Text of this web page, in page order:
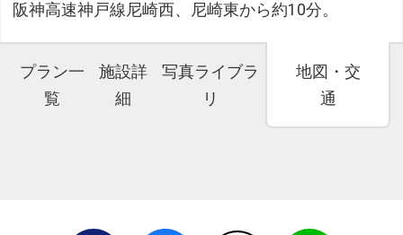
阪神高速神戸線尼崎西、尼崎東から約10分。
プラン一
覧
施設詳
細
写真ライブラ
リ
地図・交
通